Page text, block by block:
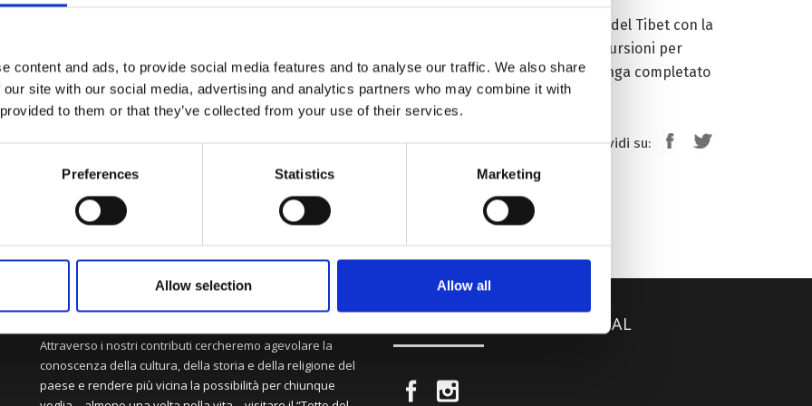
content and ads, to provide social media features and to analyse our traffic. We also share
site with our social media, advertising and analytics partners who may combine it with
to them or that they’ve collected from your use of their services.
Preferences Statistics Marketing
Allow selection Allow all
Xinhua Wang Junjie, del «Dipartimento di Scienza e Tecnologia» del Tibet, l’altitudine del Tibet con la
lo rendono il luogo ideale per le osservazioni astronomiche, e nella regione le escursioni per
tra i turisti in Cina. L’osservatorio verrà costruito il prossimo anno e si prevede che venga completato
Condividi su:
Attraverso i nostri contributi cercheremo agevolare la
conoscenza della cultura, della storia e della religione del
paese e rendere più vicina la possibilità per chiunque
SEGUICI SUI NOSTRI SOCIAL